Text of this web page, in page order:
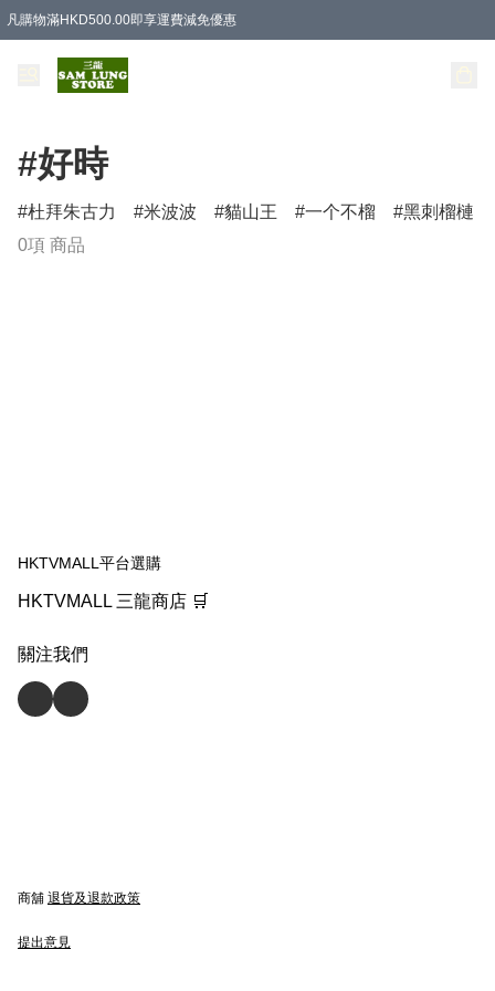
凡購物滿HKD500.00即享運費減免優惠
#好時
杜拜朱古力 米波波 貓山王 一个不榴
黑刺榴槤
0項 商品
HKTVMALL平台選購
HKTVMALL 三龍商店 🛒
關注我們
商舖 退貨及退款政策
提出意見